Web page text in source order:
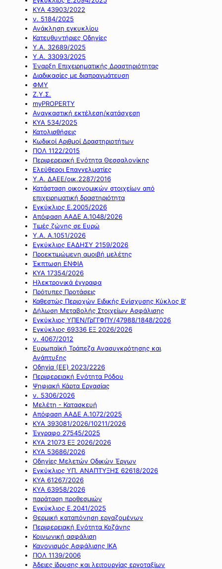
ΚΥΑ 43903/2022
ν. 5184/2025
Ανάκληση εγκυκλίου
Κατευθυντήριες Οδηγίες
Υ.Α. 32689/2025
Υ.Α. 33093/2025
Έναρξη Επιχειρηματικής Δραστηριότητας
Διαδικασίες με διαπραγμάτευση
ΦΜΥ
Ζ.Υ.Σ.
myPROPERTY
Αναγκαστική εκτέλεση/κατάσχεση
ΚΥΑ 534/2025
Κατολισθήσεις
Κωδικοί Αριθμοί Δραστηριοτήτων
ΠΟΛ 1122/2015
Περιφερειακή Ενότητα Θεσσαλονίκης
Ελεύθεροι Επαγγελματίες
Υ.Α. ΔΑΕΕ/οικ.2287/2016
Κατάσταση οικονομικών στοιχείων από
επιχειρηματική δραστηριότητα
Εγκύκλιος Ε.2005/2026
Απόφαση ΑΑΔΕ Α.1048/2026
Τιμές ζώνης σε Ευρώ
Υ.Α. Α.1051/2026
Εγκύκλιος ΕΑΔΗΣΥ 2159/2026
Προεκτιμώμενη αμοιβή μελέτης
Έκπτωση ΕΝΦΙΑ
ΚΥΑ 17354/2026
Ηλεκτρονικά έγγραφα
Πρότυπες Προτάσεις
Καθεστώς Περιοχών Ειδικής Ενίσχυσης Κύκλος Β’
Δήλωση Μεταβολής Στοιχείων Ασφάλισης
Εγκύκλιος ΥΠΕΝ/ΓρΓΓΦΠΥ/47988/1848/2026
Εγκύκλιος 69336 ΕΞ 2026/2026
ν. 4067/2012
Ευρωπαϊκή Τράπεζα Ανασυγκρότησης και
Ανάπτυξης
Οδηγία (ΕΕ) 2023/2226
Περιφερειακή Ενότητα Ρόδου
Ψηφιακή Κάρτα Εργασίας
ν. 5306/2026
Μελέτη - Κατασκευή
Απόφαση ΑΑΔΕ Α.1072/2025
ΚΥΑ 393081/2026/10211/2026
Έγγραφο 27545/2025
ΚΥΑ 21073 ΕΞ 2026/2026
ΚΥΑ 53686/2026
Οδηγίες Μελετών Οδικών Έργων
Εγκύκλιος ΥΠ. ΑΝΑΠΤΥΞΗΣ 62618/2026
ΚΥΑ 61267/2026
ΚΥΑ 63958/2026
παράταση προθεσμιών
Εγκύκλιος Ε.2041/2025
Θερμική καταπόνηση εργαζομένων
Περιφερειακή Ενότητα Κοζάνης
Κοινωνική ασφάλιση
Κανονισμός Ασφάλισης ΙΚΑ
ΠΟΛ 1139/2006
Άδειες ίδρυσης και λειτουργίας εργοταξίων